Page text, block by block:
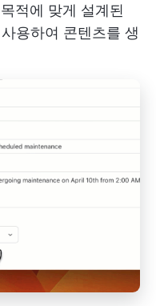
적에 맞게 설계된
용하여 콘텐츠를 생